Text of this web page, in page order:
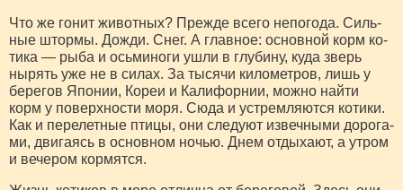
Что же гонит животных? Прежде всего непогода. Силь­
ные штормы. Дожди. Снег. А главное: основной корм ко­
тика — рыба и осьминоги ушли в глубину, куда зверь
нырять уже не в силах. За тысячи километров, лишь у
берегов Япо­нии, Кореи и Калифорнии, мож­но найти
корм у поверхности моря. Сюда и устремляются ко­тики.
Как и перелетные птицы, они следуют извечными дорога­
ми, двигаясь в основном ночью. Днем отдыхают, а утром
и ве­чером кормятся.